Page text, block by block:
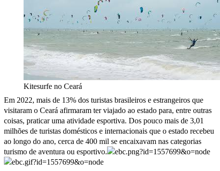
Kitesurfe no Ceará
Em 2022, mais de 13% dos turistas brasileiros e estrangeiros que
visitaram o Ceará afirmaram ter viajado ao estado para, entre outras
coisas, praticar uma atividade esportiva. Dos pouco mais de 3,01
milhões de turistas domésticos e internacionais que o estado recebeu
ao longo do ano, cerca de 400 mil se encaixavam nas categorias
turismo de aventura ou esportivo.